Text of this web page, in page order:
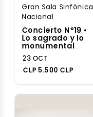
Gran Sala Sinfónica
Nacional
Concierto N°19 •
Lo sagrado y lo
monumental
23 OCT
CLP 5.500 CLP